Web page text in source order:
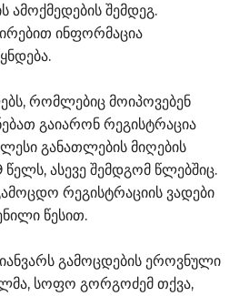
ამოქმედების შემდეგ.
ინფორმაცია
რომლებიც მოიპოვებენ
გაიარონ რეგისტრაცია
განათლების მიღების
ასევე შემდგომ წლებშიც.
რეგისტრაციის ვადები
წესით.
გამოცდების ეროვნული
სოფო გორგოძემ თქვა,